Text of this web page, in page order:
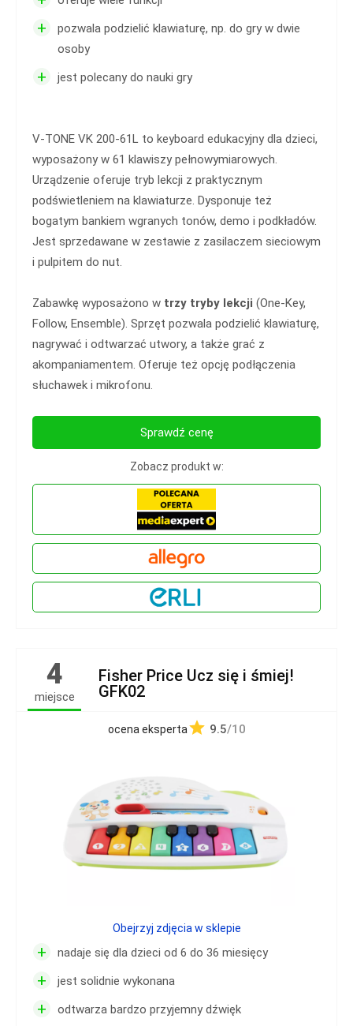
+
pozwala podzielić klawiaturę, np. do gry w dwie
osoby
+ jest polecany do nauki gry
V-TONE VK 200-61L to keyboard edukacyjny dla dzieci,
wyposażony w 61 klawiszy pełnowymiarowych.
Urządzenie oferuje tryb lekcji z praktycznym
podświetleniem na klawiaturze. Dysponuje też
bogatym bankiem wgranych tonów, demo i podkładów.
Jest sprzedawane w zestawie z zasilaczem sieciowym
i pulpitem do nut.
Zabawkę wyposażono w trzy tryby lekcji (One-Key,
Follow, Ensemble). Sprzęt pozwala podzielić klawiaturę,
nagrywać i odtwarzać utwory, a także grać z
akompaniamentem. Oferuje też opcję podłączenia
słuchawek i mikrofonu.
Sprawdź cenę
Zobacz produkt w:
4
miejsce
Fisher Price Ucz się i śmiej!
GFK02
ocena eksperta 9.5/10
+ nadaje się dla dzieci od 6 do 36 miesięcy
+ jest solidnie wykonana
+ odtwarza bardzo przyjemny dźwięk
Obejrzyj zdjęcia w sklepie